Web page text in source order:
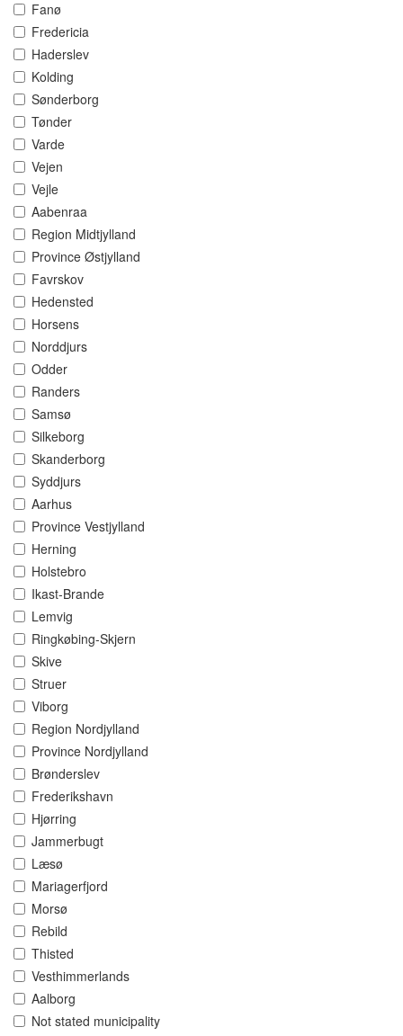
Fanø
Fredericia
Haderslev
Kolding
Sønderborg
Tønder
Varde
Vejen
Vejle
Aabenraa
Region Midtjylland
Province Østjylland
Favrskov
Hedensted
Horsens
Norddjurs
Odder
Randers
Samsø
Silkeborg
Skanderborg
Syddjurs
Aarhus
Province Vestjylland
Herning
Holstebro
Ikast-Brande
Lemvig
Ringkøbing-Skjern
Skive
Struer
Viborg
Region Nordjylland
Province Nordjylland
Brønderslev
Frederikshavn
Hjørring
Jammerbugt
Læsø
Mariagerfjord
Morsø
Rebild
Thisted
Vesthimmerlands
Aalborg
Not stated municipality